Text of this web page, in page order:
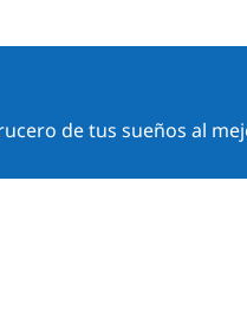
de tus sueños al